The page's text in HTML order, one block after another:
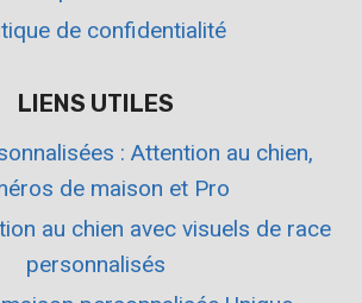
de confidentialité
LIENS UTILES
: Attention au chien,
de maison et Pro
au chien avec visuels de race
personnalisés